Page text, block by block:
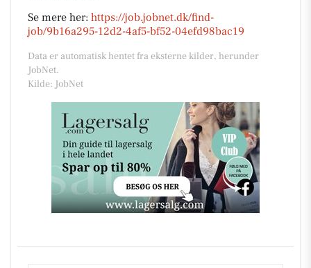
Se mere her: https://job.jobnet.dk/find-
job/9b16a295-12d2-4af5-bf52-04efd98bac19
Data er automatisk hentet fra eksterne kilder, herunder
JobNet.
Kilde: JobNet